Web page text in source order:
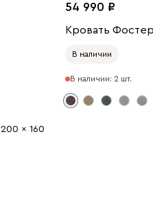
200 x 160
54 990
Кровать
В наличии
В наличии: 2 шт.